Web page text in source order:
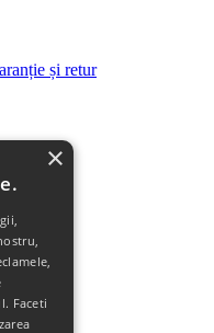
și retur
Faceti
×